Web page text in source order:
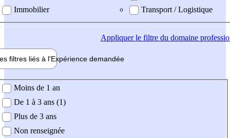
Immobilier
Transport / Logistique
Appliquerle filtre du domaine
filtres liés à l'Expérience demandée
demandée
Moins de 1 an
De 1 à 3 ans (1)
Plus de 3 ans
Non renseignée